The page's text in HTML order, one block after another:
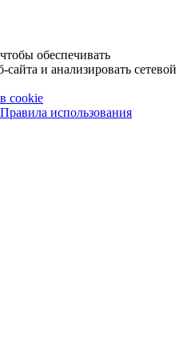
обеспечивать
и анализировать сетевой
cookie
Правила использования